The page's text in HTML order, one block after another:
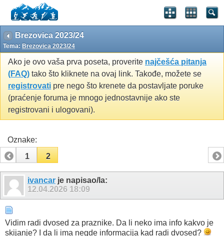
Brezovica 2023/24
Tema: Brezovica 2023/24
Ako je ovo vaša prva poseta, proverite najčešća pitanja
(FAQ) tako što kliknete na ovaj link. Takođe, možete se
registrovati pre nego što krenete da postavljate poruke
(praćenje foruma je mnogo jednostavnije ako ste
registrovani i ulogovani).
Oznake:
1
2
ivancar je napisao/la:
12.04.2026 18:09
Vidim radi dvosed za praznike. Da li neko ima info kakvo je
skijanje? I da li ima negde informacija kad radi dvosed?